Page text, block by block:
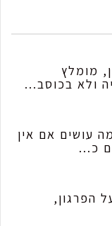
מומלץ
ולא בכוסב...
עושים אם אין
כ...
הפרגון,